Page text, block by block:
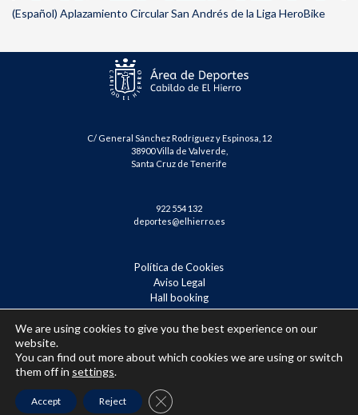
(Español) Aplazamiento Circular San Andrés de la Liga HeroBike
C/ General Sánchez Rodríguez y Espinosa, 12
38900 Villa de Valverde,
Santa Cruz de Tenerife
922 554 132
deportes@elhierro.es
Política de Cookies
Aviso Legal
Hall booking
Reserva Tenis – Badminton
(Español) Confirmación de inscripción
We are using cookies to give you the best experience on our
website.
You can find out more about which cookies we are using or switch
them off in settings.
Accept Reject Close GDPR Cookie Banner